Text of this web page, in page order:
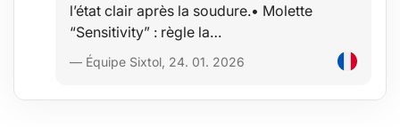
l’état clair après la soudure.• Molette
“Sensitivity” : règle la…
— Équipe Sixtol, 24. 01. 2026